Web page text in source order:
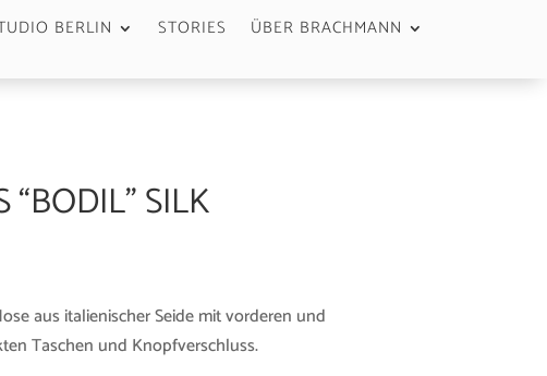
BERLIN STORIES
ÜBER BRACHMANN
“BODIL” SILK
aus italienischer Seide mit vorderen und
Taschen und Knopfverschluss.